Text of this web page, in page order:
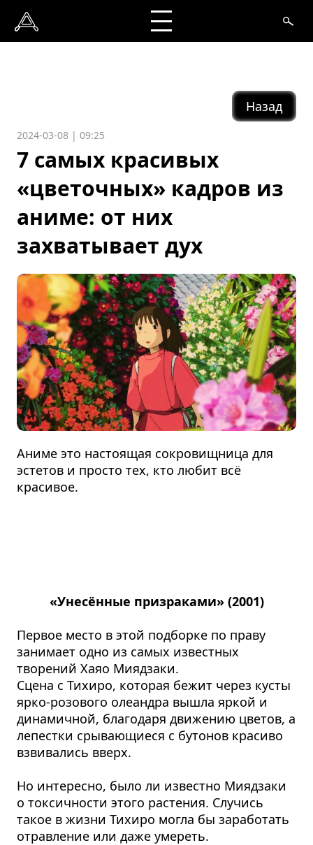
Назад
2024-03-08 | 09:25
7 самых красивых
«цветочных» кадров из
аниме: от них
захватывает дух
Аниме это настоящая сокровищница для
эстетов и просто тех, кто любит всё
красивое.
«Унесённые призраками» (2001)
Первое место в этой подборке по праву
занимает одно из самых известных
творений Хаяо Миядзаки.
Сцена с Тихиро, которая бежит через кусты
ярко-розового олеандра вышла яркой и
динамичной, благодаря движению цветов, а
лепестки срывающиеся с бутонов красиво
взвивались вверх.
Но интересно, было ли известно Миядзаки
о токсичности этого растения. Случись
такое в жизни Тихиро могла бы заработать
отравление или даже умереть.